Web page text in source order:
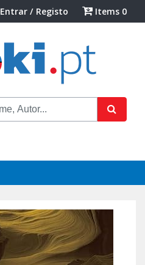
Entrar / Registo Items 0